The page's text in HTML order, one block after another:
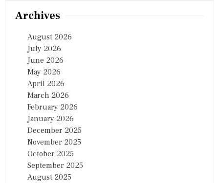
Archives
August 2026
July 2026
June 2026
May 2026
April 2026
March 2026
February 2026
January 2026
December 2025
November 2025
October 2025
September 2025
August 2025